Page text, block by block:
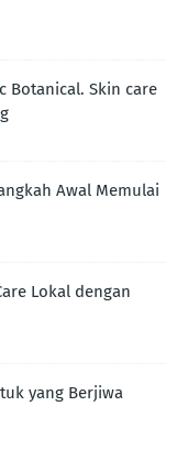
Botanical. Skin care
Awal Memulai
Lokal dengan
yang Berjiwa